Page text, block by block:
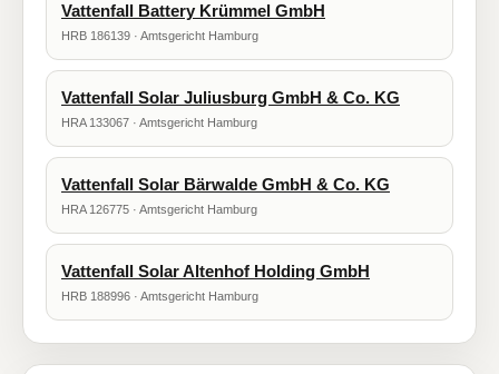
Vattenfall Battery Krümmel GmbH
HRB 186139 · Amtsgericht Hamburg
Vattenfall Solar Juliusburg GmbH & Co. KG
HRA 133067 · Amtsgericht Hamburg
Vattenfall Solar Bärwalde GmbH & Co. KG
HRA 126775 · Amtsgericht Hamburg
Vattenfall Solar Altenhof Holding GmbH
HRB 188996 · Amtsgericht Hamburg